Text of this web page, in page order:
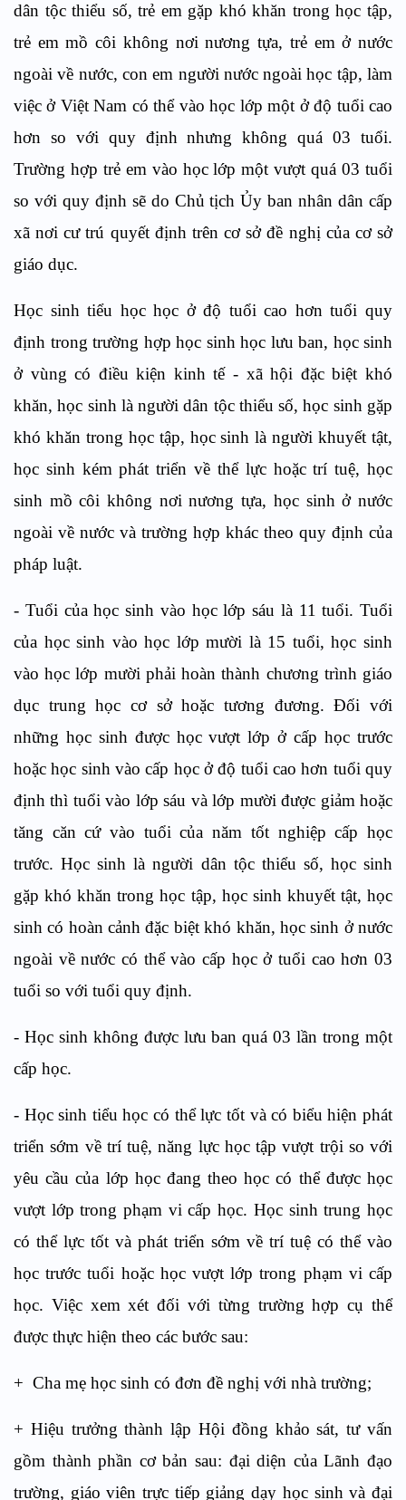
dân tộc thiểu số, trẻ em gặp khó khăn trong học tập,
trẻ em mồ côi không nơi nương tựa, trẻ em ở nước
ngoài về nước, con em người nước ngoài học tập, làm
việc ở Việt Nam có thể vào học lớp một ở độ tuổi cao
hơn so với quy định nhưng không quá 03 tuổi.
Trường hợp trẻ em vào học lớp một vượt quá 03 tuổi
so với quy định sẽ do Chủ tịch Ủy ban nhân dân cấp
xã nơi cư trú quyết định trên cơ sở đề nghị của cơ sở
giáo dục.
Học sinh tiểu học học ở độ tuổi cao hơn tuổi quy
định trong trường hợp học sinh học lưu ban, học sinh
ở vùng có điều kiện kinh tế - xã hội đặc biệt khó
khăn, học sinh là người dân tộc thiểu số, học sinh gặp
khó khăn trong học tập, học sinh là người khuyết tật,
học sinh kém phát triển về thể lực hoặc trí tuệ, học
sinh mồ côi không nơi nương tựa, học sinh ở nước
ngoài về nước và trường hợp khác theo quy định của
pháp luật.
- Tuổi của học sinh vào học lớp sáu là 11 tuổi. Tuổi
của học sinh vào học lớp mười là 15 tuổi, học sinh
vào học lớp mười phải hoàn thành chương trình giáo
dục trung học cơ sở hoặc tương đương. Đối với
những học sinh được học vượt lớp ở cấp học trước
hoặc học sinh vào cấp học ở độ tuổi cao hơn tuổi quy
định thì tuổi vào lớp sáu và lớp mười được giảm hoặc
tăng căn cứ vào tuổi của năm tốt nghiệp cấp học
trước. Học sinh là người dân tộc thiểu số, học sinh
gặp khó khăn trong học tập, học sinh khuyết tật, học
sinh có hoàn cảnh đặc biệt khó khăn, học sinh ở nước
ngoài về nước có thể vào cấp học ở tuổi cao hơn 03
tuổi so với tuổi quy định.
- Học sinh không được lưu ban quá 03 lần trong một
cấp học.
- Học sinh tiểu học có thể lực tốt và có biểu hiện phát
triển sớm về trí tuệ, năng lực học tập vượt trội so với
yêu cầu của lớp học đang theo học có thể được học
vượt lớp trong phạm vi cấp học. Học sinh trung học
có thể lực tốt và phát triển sớm về trí tuệ có thể vào
học trước tuổi hoặc học vượt lớp trong phạm vi cấp
học. Việc xem xét đối với từng trường hợp cụ thể
được thực hiện theo các bước sau:
+ Cha mẹ học sinh có đơn đề nghị với nhà trường;
+ Hiệu trưởng thành lập Hội đồng khảo sát, tư vấn
gồm thành phần cơ bản sau: đại diện của Lãnh đạo
trường, giáo viên trực tiếp giảng dạy học sinh và đại